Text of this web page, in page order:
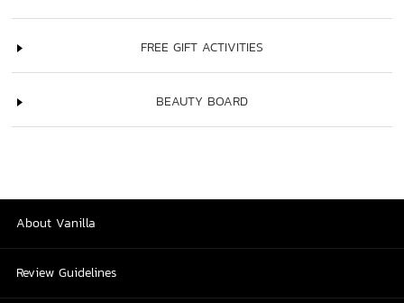
FREE GIFT ACTIVITIES
BEAUTY BOARD
About Vanilla
Review Guidelines